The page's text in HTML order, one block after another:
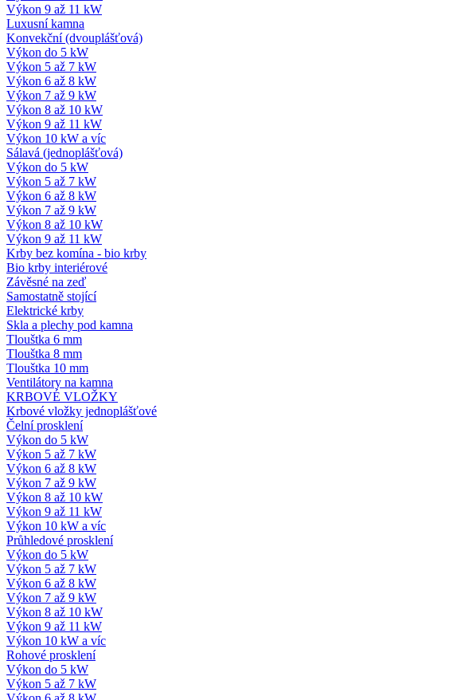
Výkon 9 až 11 kW
Luxusní kamna
Konvekční (dvouplášťová)
Výkon do 5 kW
Výkon 5 až 7 kW
Výkon 6 až 8 kW
Výkon 7 až 9 kW
Výkon 8 až 10 kW
Výkon 9 až 11 kW
Výkon 10 kW a víc
Sálavá (jednoplášťová)
Výkon do 5 kW
Výkon 5 až 7 kW
Výkon 6 až 8 kW
Výkon 7 až 9 kW
Výkon 8 až 10 kW
Výkon 9 až 11 kW
Krby bez komína - bio krby
Bio krby interiérové
Závěsné na zeď
Samostatně stojící
Elektrické krby
Skla a plechy pod kamna
Tlouštka 6 mm
Tlouštka 8 mm
Tlouštka 10 mm
Ventilátory na kamna
KRBOVÉ VLOŽKY
Krbové vložky jednoplášťové
Čelní prosklení
Výkon do 5 kW
Výkon 5 až 7 kW
Výkon 6 až 8 kW
Výkon 7 až 9 kW
Výkon 8 až 10 kW
Výkon 9 až 11 kW
Výkon 10 kW a víc
Průhledové prosklení
Výkon do 5 kW
Výkon 5 až 7 kW
Výkon 6 až 8 kW
Výkon 7 až 9 kW
Výkon 8 až 10 kW
Výkon 9 až 11 kW
Výkon 10 kW a víc
Rohové prosklení
Výkon do 5 kW
Výkon 5 až 7 kW